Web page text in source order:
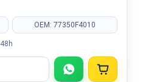
OEM: 77350F4010